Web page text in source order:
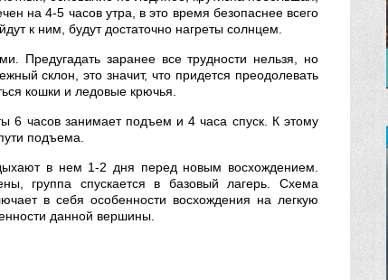
на 4-5 часов утра, в это время безопаснее всего
к ним, будут достаточно нагреты солнцем.
Предугадать заранее все трудности нельзя, но
склон, это значит, что придется преодолевать
кошки и ледовые крючья.
6 часов занимает подъем и 4 часа спуск. К этому
подъема.
в нем 1-2 дня перед новым восхождением.
группа спускается в базовый лагерь. Схема
в себя особенности восхождения на легкую
данной вершины.